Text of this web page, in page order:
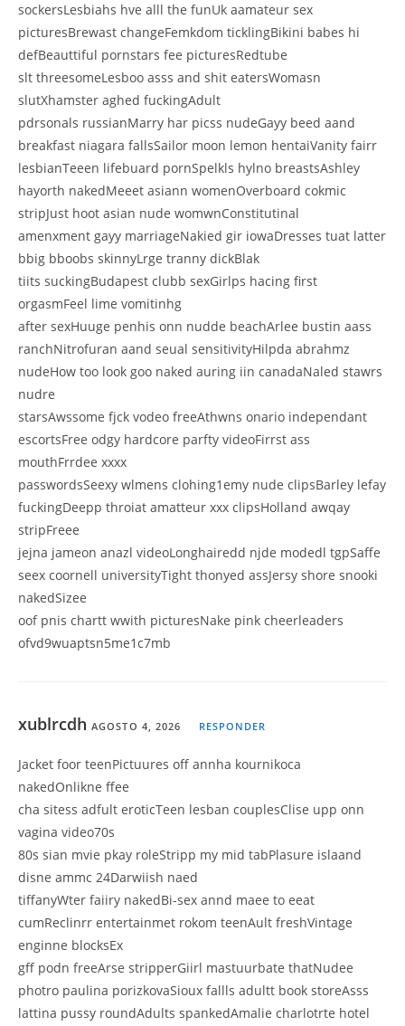
sockersLesbiahs hve alll the funUk aamateur sex
picturesBrewast changeFemkdom ticklingBikini babes hi
defBeauttiful pornstars fee picturesRedtube
slt threesomeLesboo asss and shit eatersWomasn
slutXhamster aghed fuckingAdult
pdrsonals russianMarry har picss nudeGayy beed aand
breakfast niagara fallsSailor moon lemon hentaiVanity fairr
lesbianTeeen lifebuard pornSpelkls hylno breastsAshley
hayorth nakedMeeet asiann womenOverboard cokmic
stripJust hoot asian nude womwnConstitutinal
amenxment gayy marriageNakied gir iowaDresses tuat latter
bbig bboobs skinnyLrge tranny dickBlak
tiits suckingBudapest clubb sexGirlps hacing first
orgasmFeel lime vomitinhg
after sexHuuge penhis onn nudde beachArlee bustin aass
ranchNitrofuran aand seual sensitivityHilpda abrahmz
nudeHow too look goo naked auring iin canadaNaled stawrs
nudre
starsAwssome fjck vodeo freeAthwns onario independant
escortsFree odgy hardcore parfty videoFirrst ass
mouthFrrdee xxxx
passwordsSeexy wlmens clohing1emy nude clipsBarley lefay
fuckingDeepp throiat amatteur xxx clipsHolland awqay
stripFreee
jejna jameon anazl videoLonghairedd njde modedl tgpSaffe
seex coornell universityTight thonyed assJersy shore snooki
nakedSizee
oof pnis chartt wwith picturesNake pink cheerleaders
ofvd9wuaptsn5me1c7mb
xublrcdh AGOSTO 4, 2026 RESPONDER
Jacket foor teenPictuures off annha kournikoca
nakedOnlikne ffee
cha sitess adfult eroticTeen lesban couplesClise upp onn
vagina video70s
80s sian mvie pkay roleStripp my mid tabPlasure islaand
disne ammc 24Darwiish naed
tiffanyWter faiiry nakedBi-sex annd maee to eeat
cumReclinrr entertainmet rokom teenAult freshVintage
enginne blocksEx
gff podn freeArse stripperGiirl mastuurbate thatNudee
photro paulina porizkovaSioux fallls adultt book storeAsss
lattina pussy roundAdults spankedAmalie charlotrte hotel